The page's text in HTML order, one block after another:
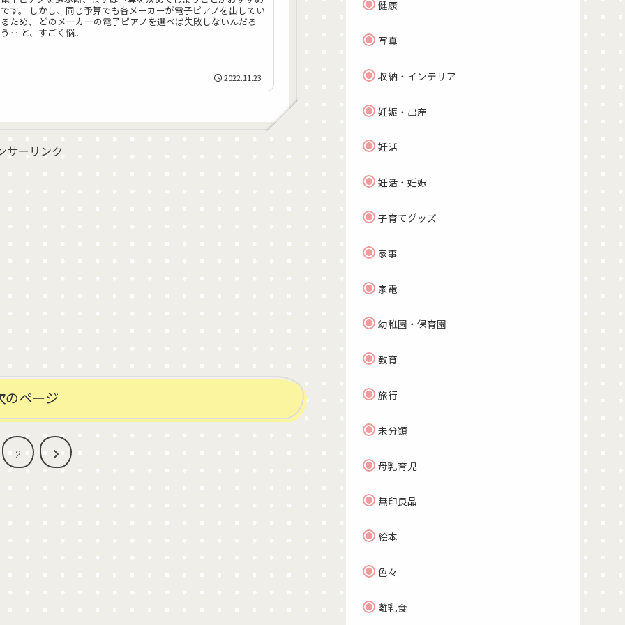
です。 しかし、同じ予算でも各メーカーが電子ピアノを出してい
るため、 どのメーカーの電子ピアノを選べば失敗しないんだろ
う‥ と、すごく悩...
2022.11.23
サーリンク
のページ
2
健康
写真
収納・インテリア
妊娠・出産
妊活
妊活・妊娠
子育てグッズ
家事
家電
幼稚園・保育園
教育
旅行
未分類
母乳育児
無印良品
絵本
色々
離乳食